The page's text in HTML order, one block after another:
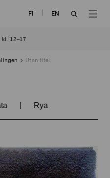
FI
EN
kl. 12–17
Utan titel
| Rya